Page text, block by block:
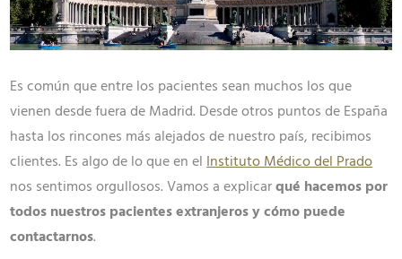
Es común que entre los pacientes sean muchos los que
vienen desde fuera de Madrid. Desde otros puntos de España
hasta los rincones más alejados de nuestro país, recibimos
clientes. Es algo de lo que en elInstituto Médico del Prado
nos sentimos orgullosos. Vamos a explicarqué hacemos por
todos nuestros pacientes extranjeros y cómo puede
contactarnos.